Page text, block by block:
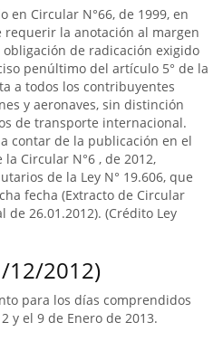
Circular N°66, de 1999, en
la anotación al margen
de radicación exigido
penúltimo del artículo 5° de la
a todos los contribuyentes
y aeronaves, sin distinción
de transporte internacional.
contar de la publicación en el
Circular N°6 , de 2012,
de la Ley N° 19.606, que
fecha (Extracto de Circular
26.01.2012). (Crédito Ley
12/2012)
para los días comprendidos
y el 9 de Enero de 2013.